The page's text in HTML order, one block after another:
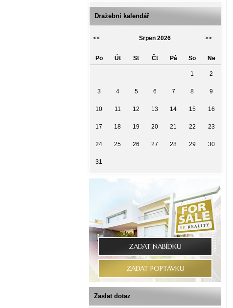
Dražební kalendář
<< Srpen 2026 >>
Po Út St Čt Pá So Ne
1 2
3 4 5 6 7 8 9
10 11 12 13 14 15 16
17 18 19 20 21 22 23
24 25 26 27 28 29 30
31
ZADAT NABÍDKU
ZADAT POPTÁVKU
Zaslat dotaz